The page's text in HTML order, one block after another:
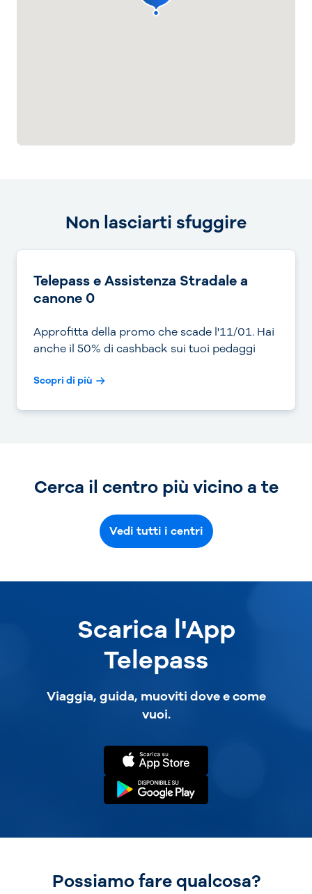
Non lasciarti sfuggire
Telepass e Assistenza Stradale a
canone 0
Approfitta della promo che scade l'11/01. Hai
anche il 50% di cashback sui tuoi pedaggi
Scopri di più
Cerca il centro più vicino a te
Vedi tutti i centri
Scarica l'App
Telepass
Viaggia, guida, muoviti dove e come
vuoi.
Possiamo fare qualcosa?